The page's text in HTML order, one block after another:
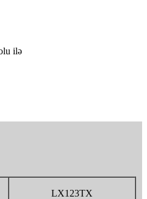
ilə
LX123TX